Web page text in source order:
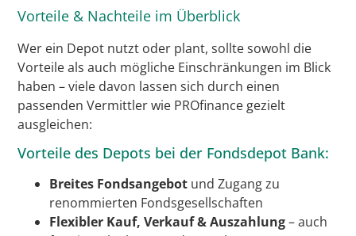
Vorteile & Nachteile im Überblick
Wer ein Depot nutzt oder plant, sollte sowohl die
Vorteile als auch mögliche Einschränkungen im Blick
haben – viele davon lassen sich durch einen
passenden Vermittler wie PROfinance gezielt
ausgleichen:
Vorteile des Depots bei der Fondsdepot Bank:
Breites Fondsangebot und Zugang zu
renommierten Fondsgesellschaften
Flexibler Kauf, Verkauf & Auszahlung– auch